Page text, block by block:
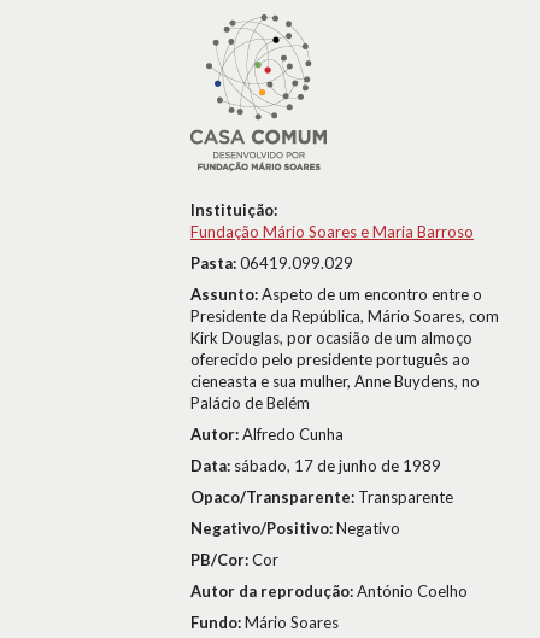
Instituição:
Fundação Mário Soares e Maria Barroso
Pasta:06419.099.029
Assunto:Aspeto de um encontro entre o
Presidente da República, Mário Soares, com
Kirk Douglas, por ocasião de um almoço
oferecido pelo presidente português ao
cieneasta e sua mulher, Anne Buydens, no
Palácio de Belém
Autor:Alfredo Cunha
Data: sábado, 17 de junho de 1989
Opaco/Transparente: Transparente
Negativo/Positivo:Negativo
PB/Cor:Cor
Autor da reprodução:António Coelho
Fundo:Mário Soares